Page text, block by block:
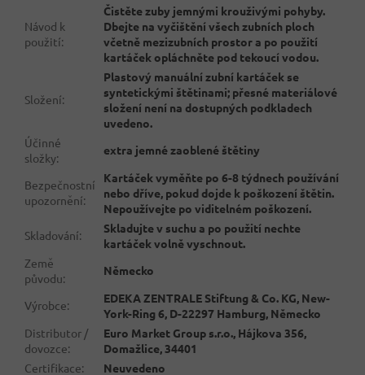
Návod k
použití:
Čistěte zuby jemnými krouživými pohyby.
Dbejte na vyčištění všech zubních ploch
včetně mezizubních prostor a po použití
kartáček opláchněte pod tekoucí vodou.
Složení:
Plastový manuální zubní kartáček se
syntetickými štětinami; přesné materiálové
složení není na dostupných podkladech
uvedeno.
Účinné
složky:
extra jemné zaoblené štětiny
Bezpečnostní
upozornění:
Kartáček vyměňte po 6-8 týdnech používání
nebo dříve, pokud dojde k poškození štětin.
Nepoužívejte po viditelném poškození.
Skladování:
Skladujte v suchu a po použití nechte
kartáček volně vyschnout.
Země
původu:
Německo
Výrobce:
EDEKA ZENTRALE Stiftung & Co. KG, New-
York-Ring 6, D-22297 Hamburg, Německo
Distributor /
dovozce:
Euro Market Group s.r.o., Hájkova 356,
Domažlice, 34401
Certifikace:
Neuvedeno